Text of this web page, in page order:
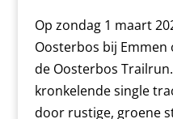
Op zondag 1 maart
Oosterbos bij
de Oosterbos
kronkelende single
door rustige, groene